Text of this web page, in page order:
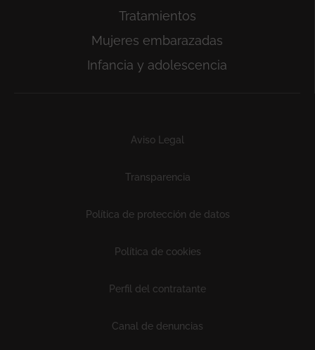
Tratamientos
Mujeres embarazadas
Infancia y adolescencia
Aviso Legal
Transparencia
Política de protección de datos
Política de cookies
Perfil del contratante
Canal de denuncias